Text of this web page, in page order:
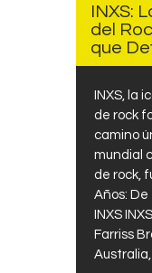
INXS:
del
que
INXS, la
de rock
camino
mundial
de rock,
Años:
INXS
Farriss